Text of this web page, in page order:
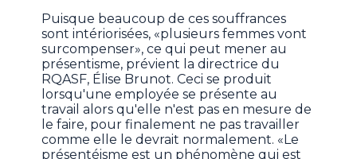
Puisque beaucoup de ces souffrances
sont intériorisées, «plusieurs femmes vont
surcompenser», ce qui peut mener au
présentisme, prévient la directrice du
RQASF, Élise Brunot. Ceci se produit
lorsqu'une employée se présente au
travail alors qu'elle n'est pas en mesure de
le faire, pour finalement ne pas travailler
comme elle le devrait normalement. «Le
présentéisme est un phénomène qui est